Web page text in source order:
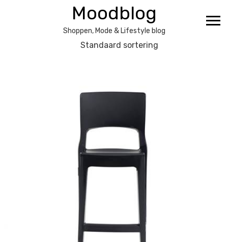
Moodblog
Shoppen, Mode & Lifestyle blog